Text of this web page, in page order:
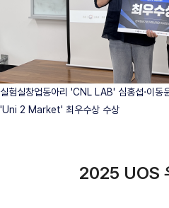
실험실창업동아리 'CNL LAB' 심홍섭·이
'Uni 2 Market' 최우수상 수상
2025 UOS